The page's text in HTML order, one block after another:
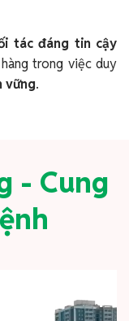
tác đáng tin cậy
trong việc duy
vững.
- Cung